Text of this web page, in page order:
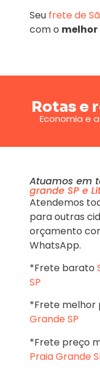
Seu frete de
com o melhor
Rotas e
Economia e
Atuamos em
grande SP e
Atendemos
para outras
orçamento
WhatsApp.
*Frete barato
SP
*Frete melhor
Grande SP
*Frete preço
Praia Grande